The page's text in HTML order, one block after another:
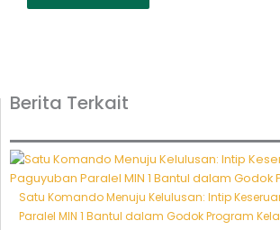
Berita Terkait
Satu Komando Menuju Kelulusan: Intip
Paralel MIN 1 Bantul dalam Godok Program